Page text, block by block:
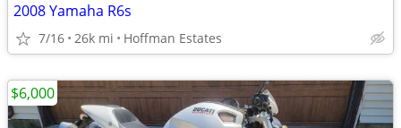
2008 Yamaha R6s
7/16 26k mi Hoffman Estates
$6,000